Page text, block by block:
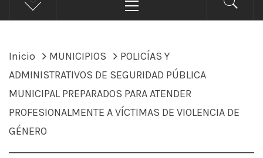
principal
Inicio MUNICIPIOS
POLICÍAS Y
ADMINISTRATIVOS DE SEGURIDAD PÚBLICA
MUNICIPAL PREPARADOS PARA ATENDER
PROFESIONALMENTE A VÍCTIMAS DE VIOLENCIA DE
GÉNERO